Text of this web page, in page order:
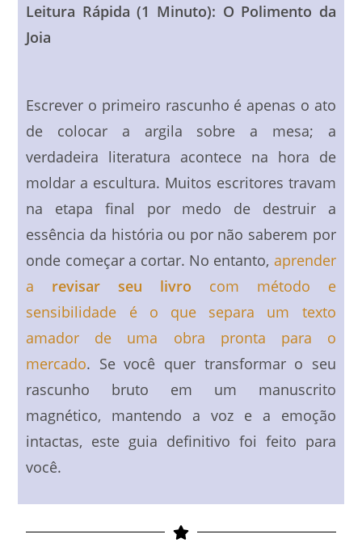
Leitura Rápida (1 Minuto): O Polimento da
Joia
Escrever o primeiro rascunho é apenas o ato
de colocar a argila sobre a mesa; a
verdadeira literatura acontece na hora de
moldar a escultura. Muitos escritores travam
na etapa final por medo de destruir a
essência da história ou por não saberem por
onde começar a cortar. No entanto, aprender
a revisar seu livro com método e
sensibilidade é o que separa um texto
amador de uma obra pronta para o
mercado. Se você quer transformar o seu
rascunho bruto em um manuscrito
magnético, mantendo a voz e a emoção
intactas, este guia definitivo foi feito para
você.